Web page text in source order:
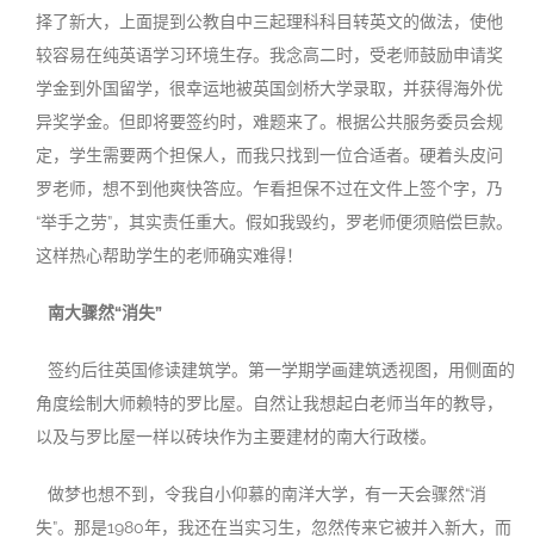
择了新大，上面提到公教自中三起理科科目转英文的做法，使他
较容易在纯英语学习环境生存。我念高二时，受老师鼓励申请奖
学金到外国留学，很幸运地被英国剑桥大学录取，并获得海外优
异奖学金。但即将要签约时，难题来了。根据公共服务委员会规
定，学生需要两个担保人，而我只找到一位合适者。硬着头皮问
罗老师，想不到他爽快答应。乍看担保不过在文件上签个字，乃
“举手之劳”，其实责任重大。假如我毁约，罗老师便须赔偿巨款。
这样热心帮助学生的老师确实难得！
南大骤然“消失”
签约后往英国修读建筑学。第一学期学画建筑透视图，用侧面的
角度绘制大师赖特的罗比屋。自然让我想起白老师当年的教导，
以及与罗比屋一样以砖块作为主要建材的南大行政楼。
做梦也想不到，令我自小仰慕的南洋大学，有一天会骤然“消
失”。那是1980年，我还在当实习生，忽然传来它被并入新大，而